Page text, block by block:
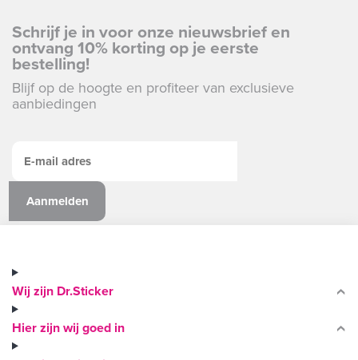
Schrijf je in voor onze nieuwsbrief en
ontvang 10% korting op je eerste
bestelling!
Blijf op de hoogte en profiteer van exclusieve
aanbiedingen
Wij zijn Dr.Sticker
Hier zijn wij goed in